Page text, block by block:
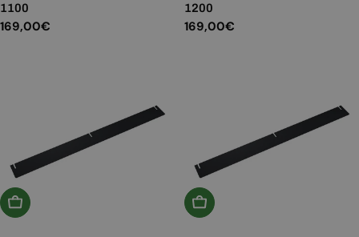
1100
Prezzo
169,00€
1200
Prezzo
169,00€
Aggiungi Al Carrello Aggiungi Al Carrello